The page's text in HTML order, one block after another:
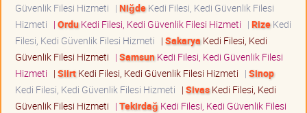
Güvenlik Filesi Hizmeti | NiğdeKedi Filesi, Kedi Güvenlik Filesi
Hizmeti | OrduKedi Filesi, Kedi Güvenlik Filesi Hizmeti | RizeKedi
Filesi, Kedi Güvenlik Filesi Hizmeti | Sakarya Kedi Filesi, Kedi
Güvenlik Filesi Hizmeti | SamsunKedi Filesi, Kedi Güvenlik Filesi
Hizmeti | SiirtKedi Filesi, Kedi Güvenlik Filesi Hizmeti | Sinop
Kedi Filesi, Kedi Güvenlik Filesi Hizmeti | SivasKedi Filesi, Kedi
Güvenlik Filesi Hizmeti | Tekirdağ Kedi Filesi, Kedi Güvenlik Filesi